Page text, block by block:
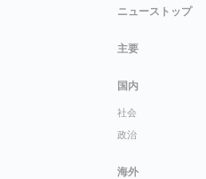
ニューストップ
主要
国内
社会
政治
海外